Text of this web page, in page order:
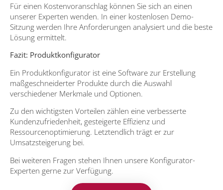
Für einen Kostenvoranschlag können Sie sich an einen
unserer Experten wenden. In einer kostenlosen Demo-
Sitzung werden Ihre Anforderungen analysiert und die beste
Lösung ermittelt.
Fazit: Produktkonfigurator
Ein Produktkonfigurator ist eine Software zur Erstellung
maßgeschneiderter Produkte durch die Auswahl
verschiedener Merkmale und Optionen.
Zu den wichtigsten Vorteilen zählen eine verbesserte
Kundenzufriedenheit, gesteigerte Effizienz und
Ressourcenoptimierung. Letztendlich trägt er zur
Umsatzsteigerung bei.
Bei weiteren Fragen stehen Ihnen unsere Konfigurator-
Experten gerne zur Verfügung.